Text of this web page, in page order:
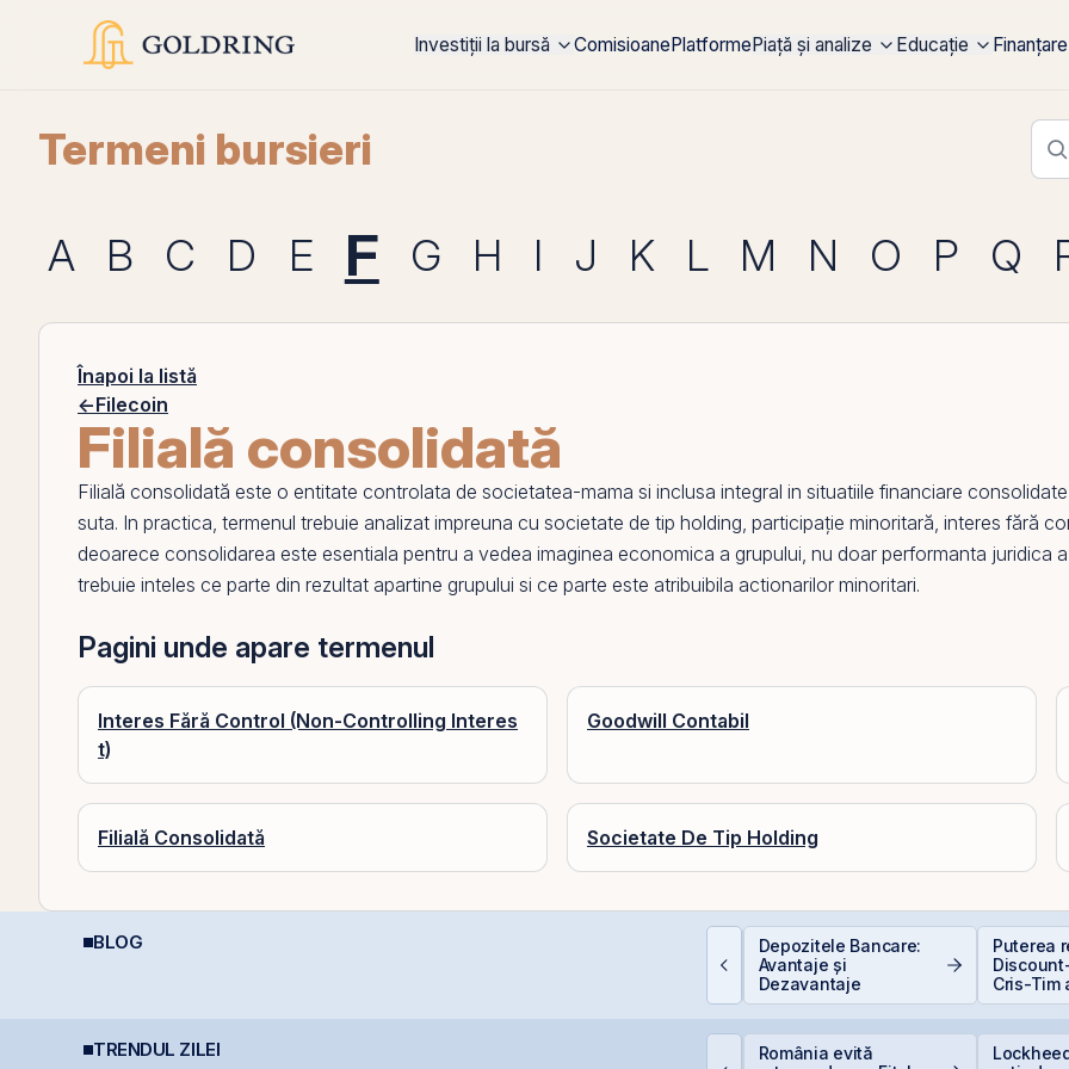
Investiții la bursă ComisioanePlatformePiață și analize Educație
Termeni bursieri
A B C D E F G H I J K L M N O P Q
Înapoi la listă
←Filecoin
Filială consolidată
Filială consolidată este o entitate controlata de societatea-mama si inclusa integral in situatiile financiare consolidate
suta. In practica, termenul trebuie analizat impreuna cu societate de tip holding, participație minoritară, interes fără
deoarece consolidarea este esentiala pentru a vedea imaginea economica a grupului, nu doar performanta juridica
trebuie inteles ce parte din rezultat apartine grupului si ce parte este atribuibila actionarilor minoritari.
Pagini unde apare termenul
Interes Fără Control (Non-Controlling Interes
t)
Goodwill Contabil
Filială Consolidată Societate De Tip Holding
BLOG
Perspective Economice
Depozitele Bancare:
Avantaje și
Dezavantaje
Puterea
Cris-Tim
a
TRENDUL ZILEI
Simtel își extinde
România evită